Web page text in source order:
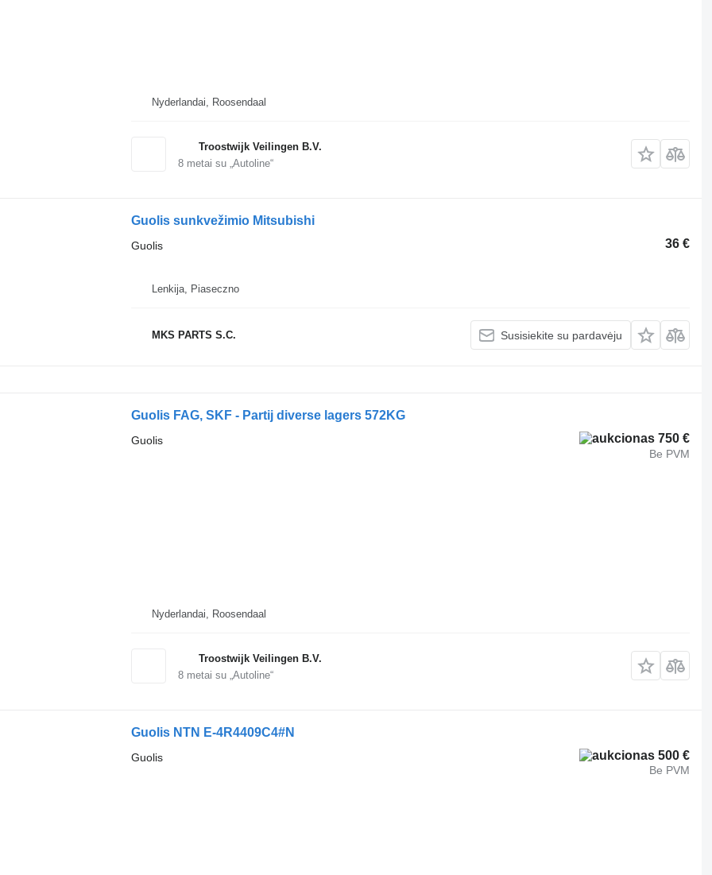
Nyderlandai, Roosendaal
Troostwijk Veilingen B.V.
8metai su „Autoline“
Guolis sunkvežimio Mitsubishi
36 €
Guolis
Lenkija, Piaseczno
MKS PARTS S.C. Susisiekite su pardavėju
Guolis FAG, SKF - Partij diverse lagers 572KG
750 €
Be PVM
Guolis
Nyderlandai, Roosendaal
Troostwijk Veilingen B.V.
8metai su „Autoline“
Guolis NTN E-4R4409C4#N
500 €
Be PVM
Guolis